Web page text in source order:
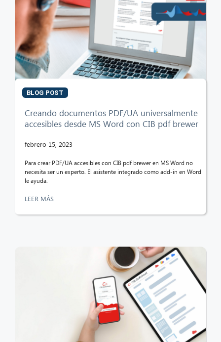
BLOG POST
Creando documentos PDF/UA universalmente
accesibles desde MS Word con CIB pdf brewer
febrero 15, 2023
Para crear PDF/UA accesibles con CIB pdf brewer en MS Word no
necesita ser un experto. El asistente integrado como add-in en Word
le ayuda.
LEER MÁS
CIB AI ChatBot
¡Hola! ¿Qué puedo hacer por ti?